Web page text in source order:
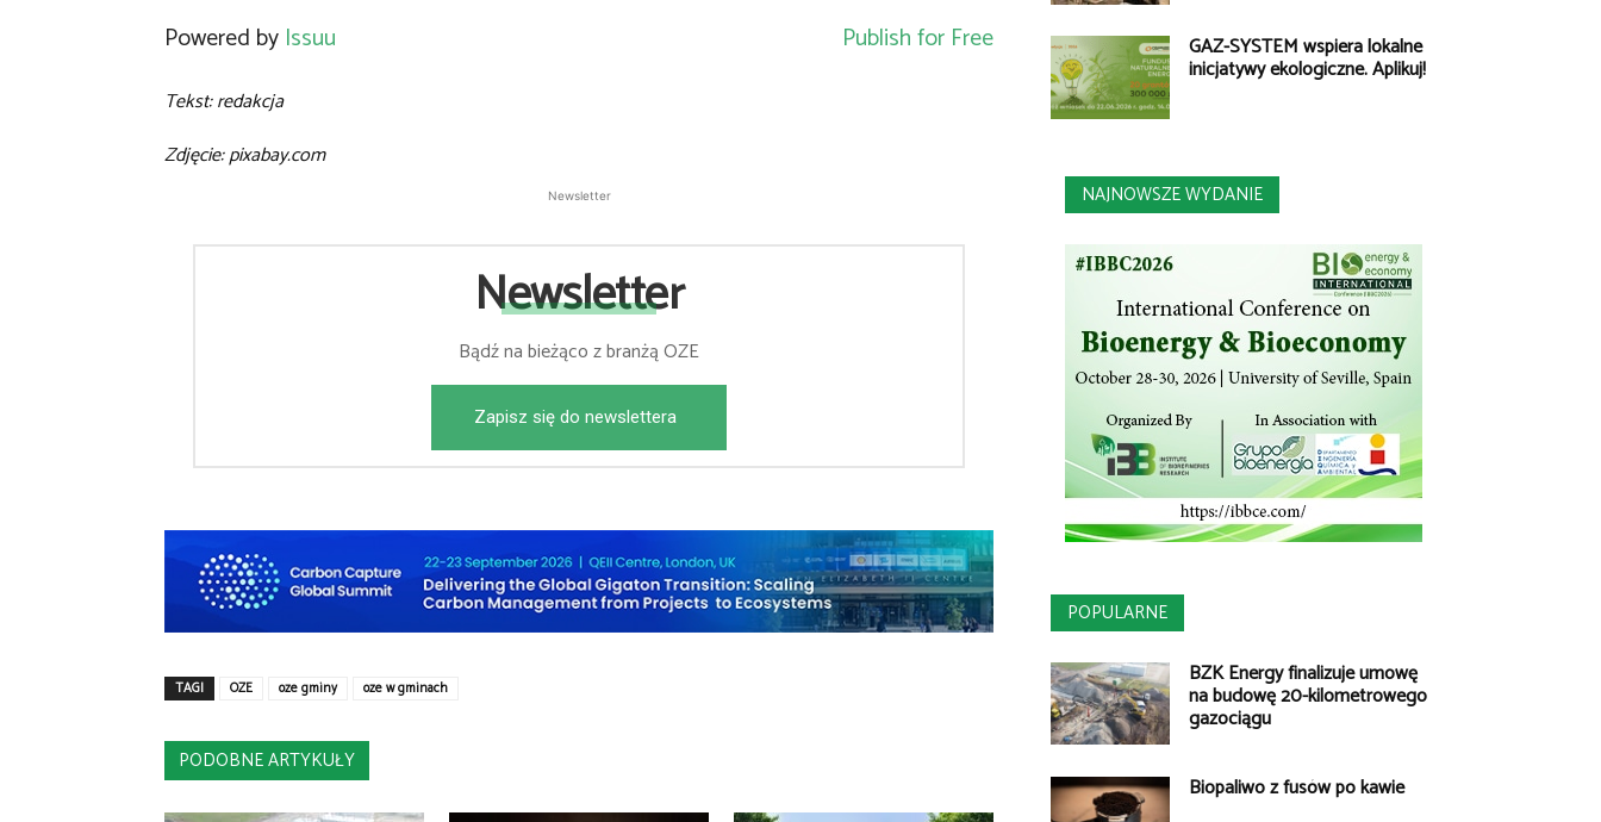
Powered by Issuu Publish for Free
Tekst: redakcja
Zdjęcie: pixabay.com
Newsletter
Newsletter
Bądź na bieżąco z branżą OZE
Zapisz się do newslettera
TAGI OZE oze gminy oze w gminach
PODOBNE ARTYKUŁY
GAZ-SYSTEM wspiera lokalne
inicjatywy ekologiczne. Aplikuj!
NAJNOWSZE WYDANIE
POPULARNE
BZK Energy finalizuje umowę
na budowę 20-kilometrowego
gazociągu
Biopaliwo z fusów po kawie